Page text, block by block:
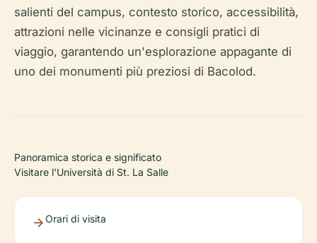
salienti del campus, contesto storico, accessibilità,
attrazioni nelle vicinanze e consigli pratici di
viaggio, garantendo un'esplorazione appagante di
uno dei monumenti più preziosi di Bacolod.
Panoramica storica e significato
Visitare l'Università di St. La Salle
Orari di visita